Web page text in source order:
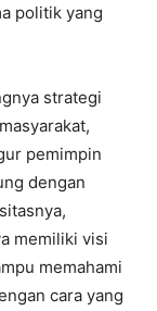
politik yang
strategi
pemimpin
dengan
memiliki visi
memahami
cara yang